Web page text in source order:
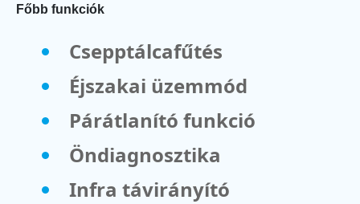
Főbb funkciók
Csepptálcafűtés
Éjszakai üzemmód
Párátlanító funkció
Öndiagnosztika
Infra távirányító